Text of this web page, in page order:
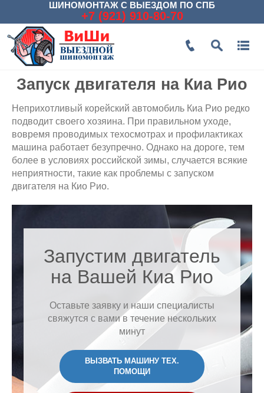
ШИНОМОНТАЖ С ВЫЕЗДОМ ПО СПБ
+7 (921) 910-80-70
Запуск двигателя на Киа Рио
Неприхотливый корейский автомобиль Киа Рио редко
подводит своего хозяина. При правильном уходе,
вовремя проводимых техосмотрах и профилактиках
машина работает безупречно. Однако на дороге, тем
более в условиях российской зимы, случается всякие
неприятности, такие как проблемы с запуском
двигателя на Кио Рио.
Запустим двигатель
на Вашей Киа Рио
Оставьте заявку и наши специалисты
свяжутся с вами в течение нескольких
минут
ВЫЗВАТЬ МАШИНУ ТЕХ.
ПОМОЩИ